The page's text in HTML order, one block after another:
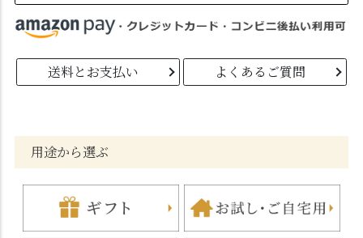
送料とお支払い よくあるご質問
用途から選ぶ